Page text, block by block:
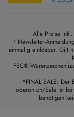
Alle Preise
¹ Newsletter-
einmalig einlösbar. Gilt
FSC®-
*FINAL SALE: Der
loberon.ch/Sale ist
benötigen